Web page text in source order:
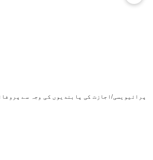
پرائیویسی/اجازت کی پابندیوں کی وجہ سے